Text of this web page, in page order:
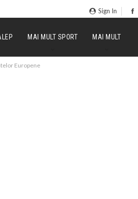
Sign In
MAI MULT SPORT MAI MULT
Europene